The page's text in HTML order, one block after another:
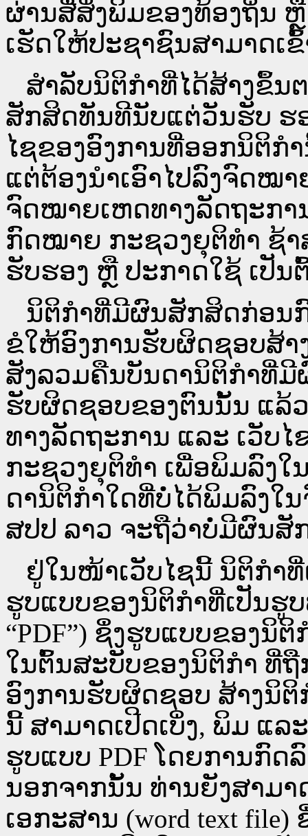
ຜ່ານ​ສື່ສິ່ງພິມຂອງທ້ອງຖິ່ນ
ເຮັດໃຫ້ປະຊາຊົນສາມາດເຂົ້
ສໍາລັບນິຕິກໍາທີ່ໄດ້ສ້າງຂຶ້ນ
ສັກສິດທັນທີນັບແຕ່ວັນຮັບ ຮ
ໄຊຂອງອົງການທີ່ອອກນິຕິ
ແຕ່ຕ້ອງນໍາເອົາໄປລົງຈົດໝ
ຈົດ​ໝາຍ​ເຫດ​ທາງ​ລັດ​ຖະ​ກ
ກົດໝາຍ ກະຊວງຍຸຕິທໍາ ຊ້
ຮັບຮອງ ຫຼື ປະກາດໃຊ້ ເປັນ
ນິ​ຕິ​ກຳ​ທີ່​ມີ​ຜົນ​ສັກ​ສິດ​ກ່ອນ​
ຂໍໃຫ້ອົງ​ການ​ຮັບ​ຜິດ​ຊອບ​ສ້າ
ສັງລວມຄືນບັນດານິຕິກໍາທີ່ມີ
ຮັບຜິດຊອບຂອງຕົນນັ້ນ ແລ້
ທາງ​ລັດ​ຖະ​ການ ແລະ ເວັບ
ກະຊວງຍຸຕິທໍາ ເພື່ອພິມລົງ
ດາ​ນິ​ຕິ​ກຳ​ໃດ​ທີ່ບໍ່​ໄດ້​ພິມ​ລົງ​ໃ
ສປ​ປ ລາວ ​ຈະຖື​ວ່າບໍ່​ມີ​ຜົນ​ສັ
ຢູ່ໃນໜ້າ​ເວັບ​ໄຊ​ນີ້ ນິຕິກຳ
ຮູບແບບຂອງນິຕິກໍາທີ່ເປັນຮູບພ
“PDF”) ຊຶ່ງຮູບແບບຂອງນິ
ໃນຕົ້ນສະບັບຂອງນິຕິກໍາ ທີ່
ອົງການຮັບຜິດຊອບ ສ້າງນິຕິ
ນີ້ ສາມາດເປີດເບິ່ງ, ພິມ ແລ
ຮູບແບບ PDF ໂດຍການກົດ
ນອກຈາກນັ້ນ ທ່ານຍັງສາມາ
ເອກະສານ (word text